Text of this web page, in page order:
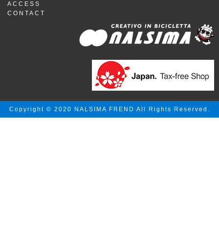
ACCESS
CONTACT
Copyright © 2020 NALSIMA FREND All Rights Reserved.